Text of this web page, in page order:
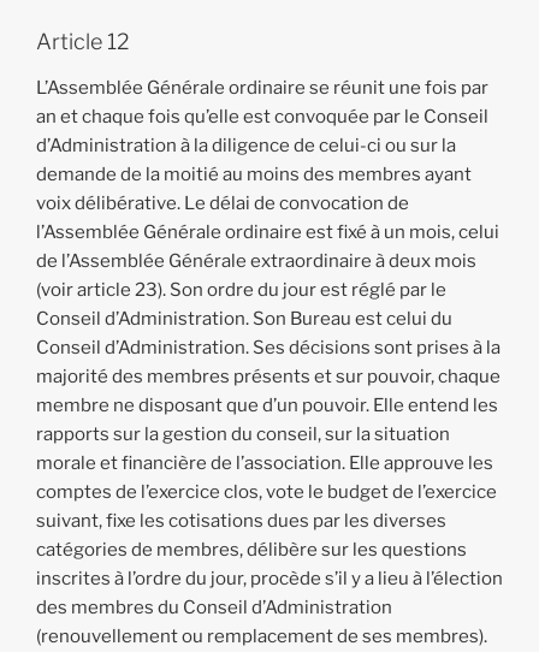
Article 12
L’Assemblée Générale ordinaire se réunit une fois par
an et chaque fois qu’elle est convoquée par le Conseil
d’Administration à la diligence de celui-ci ou sur la
demande de la moitié au moins des membres ayant
voix délibérative. Le délai de convocation de
l’Assemblée Générale ordinaire est fixé à un mois, celui
de l’Assemblée Générale extraordinaire à deux mois
(voir article 23). Son ordre du jour est réglé par le
Conseil d’Administration. Son Bureau est celui du
Conseil d’Administration. Ses décisions sont prises à la
majorité des membres présents et sur pouvoir, chaque
membre ne disposant que d’un pouvoir. Elle entend les
rapports sur la gestion du conseil, sur la situation
morale et financière de l’association. Elle approuve les
comptes de l’exercice clos, vote le budget de l’exercice
suivant, fixe les cotisations dues par les diverses
catégories de membres, délibère sur les questions
inscrites à l’ordre du jour, procède s’il y a lieu à l’élection
des membres du Conseil d’Administration
(renouvellement ou remplacement de ses membres).